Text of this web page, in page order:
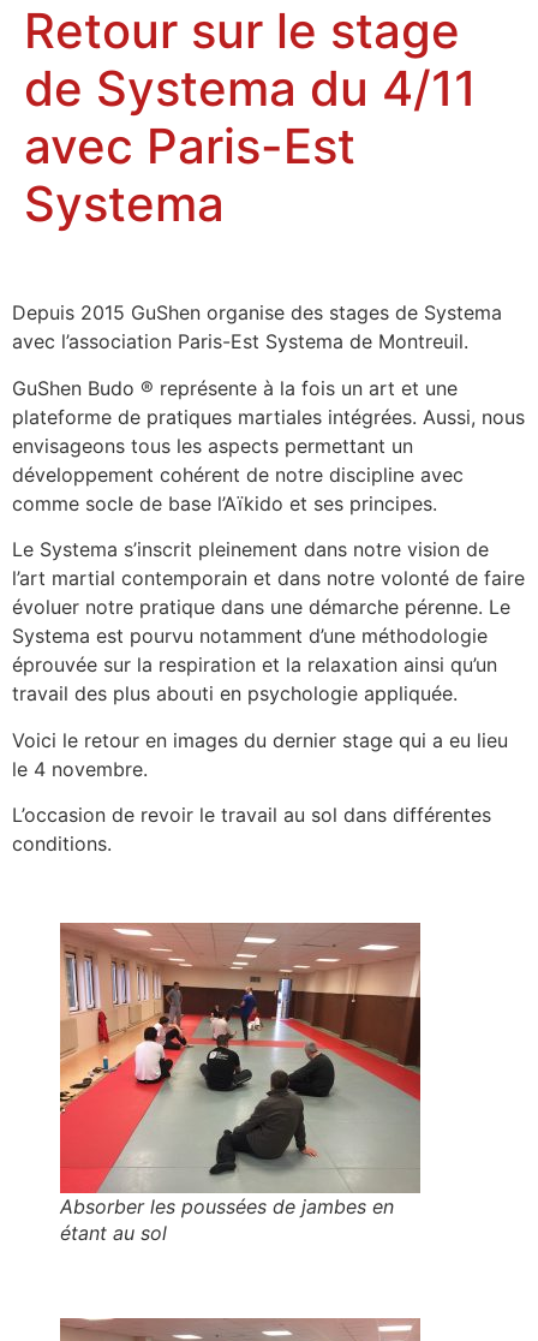
Retour sur le stage
de Systema du 4/11
avec Paris-Est
Systema
Depuis 2015 GuShen organise des stages de Systema
avec l’association Paris-Est Systema de Montreuil.
GuShen Budo ® représente à la fois un art et une
plateforme de pratiques martiales intégrées. Aussi, nous
envisageons tous les aspects permettant un
développement cohérent de notre discipline avec
comme socle de base l’Aïkido et ses principes.
Le Systema s’inscrit pleinement dans notre vision de
l’art martial contemporain et dans notre volonté de faire
évoluer notre pratique dans une démarche pérenne. Le
Systema est pourvu notamment d’une méthodologie
éprouvée sur la respiration et la relaxation ainsi qu’un
travail des plus abouti en psychologie appliquée.
Voici le retour en images du dernier stage qui a eu lieu
le 4 novembre.
L’occasion de revoir le travail au sol dans différentes
conditions.
Absorber les poussées de jambes en
étant au sol